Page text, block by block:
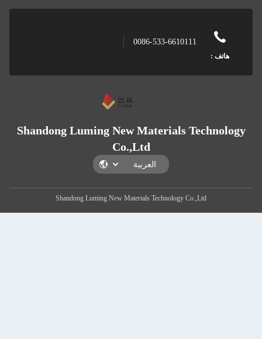
0086-533-6610111
Shandong Luming New Materials
Shandong Luming New Materials Technology